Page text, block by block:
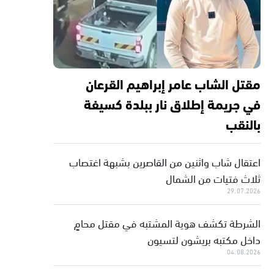
مقتل الشاب عامر إبراهيم القرعان
في جريمة إطلاق نار ببلدة كسيفة
بالنقب
اعتقال شاب واثنين من القاصرين بشبهة اغتصاب
ثلاث فتيات من الشمال
29.07.2026
الشرطة تكشف هوية المشتبه في مقتل محامٍ
داخل مكتبه بريشون لتسيون
04.08.2026